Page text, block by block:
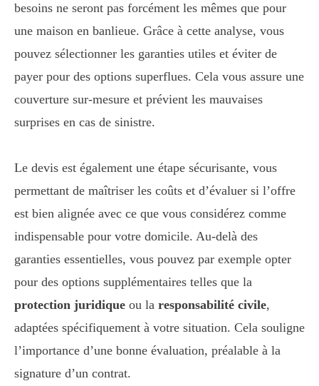
besoins ne seront pas forcément les mêmes que pour
une maison en banlieue. Grâce à cette analyse, vous
pouvez sélectionner les garanties utiles et éviter de
payer pour des options superflues. Cela vous assure une
couverture sur-mesure et prévient les mauvaises
surprises en cas de sinistre.
Le devis est également une étape sécurisante, vous
permettant de maîtriser les coûts et d’évaluer si l’offre
est bien alignée avec ce que vous considérez comme
indispensable pour votre domicile. Au-delà des
garanties essentielles, vous pouvez par exemple opter
pour des options supplémentaires telles que la
protection juridique ou la responsabilité civile,
adaptées spécifiquement à votre situation. Cela souligne
l’importance d’une bonne évaluation, préalable à la
signature d’un contrat.